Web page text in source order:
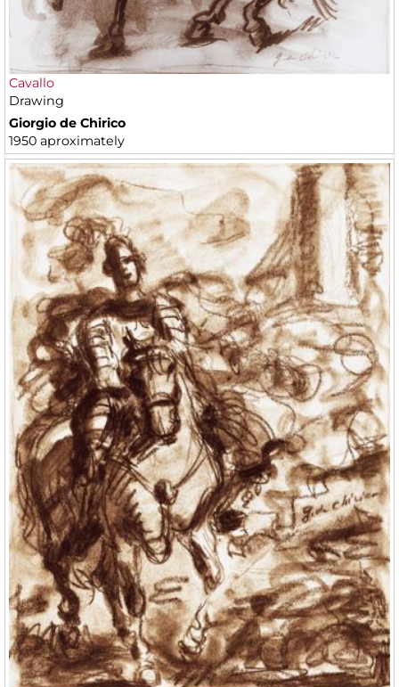
Cavallo
Drawing
Giorgio de Chirico
1950 aproximately